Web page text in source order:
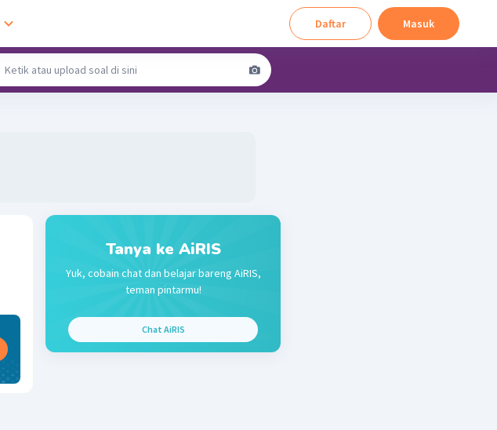
Daftar Masuk
Tanya ke AiRIS
Yuk, cobain chat dan belajar bareng AiRIS,
teman pintarmu!
Chat AiRIS